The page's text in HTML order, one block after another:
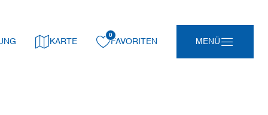
KARTE FAVORITEN
gemerkt:
0
MENÜ